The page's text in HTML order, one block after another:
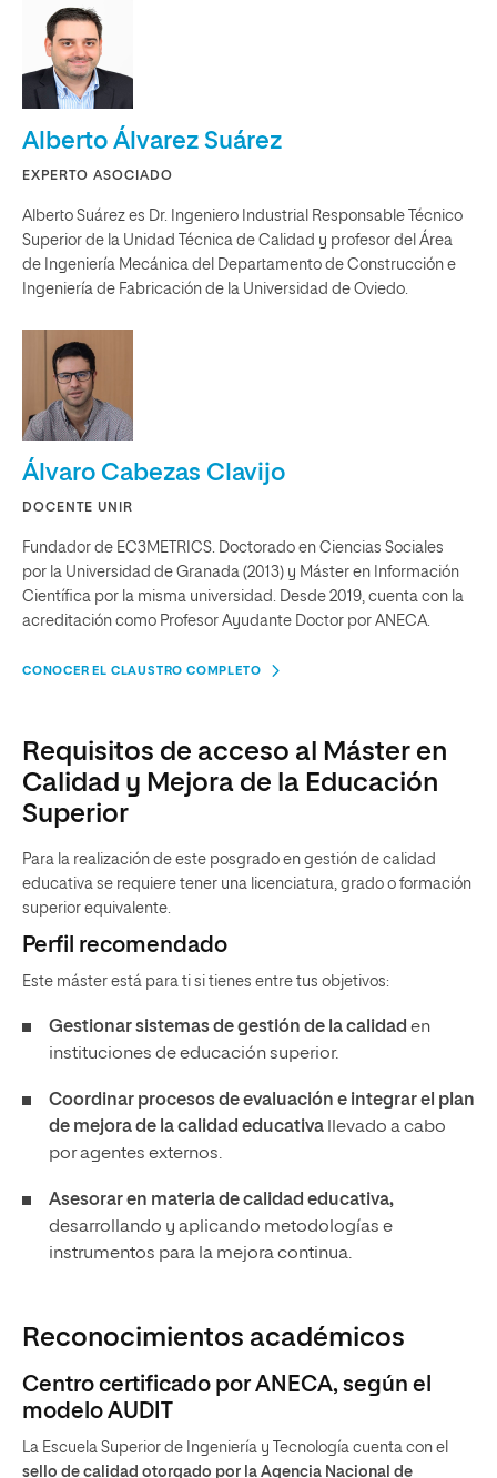
Alberto Álvarez Suárez
EXPERTO ASOCIADO
Alberto Suárez es Dr. Ingeniero Industrial Responsable Técnico
Superior de la Unidad Técnica de Calidad y profesor del Área
de Ingeniería Mecánica del Departamento de Construcción e
Ingeniería de Fabricación de la Universidad de Oviedo.
Álvaro Cabezas Clavijo
DOCENTE UNIR
Fundador de EC3METRICS. Doctorado en Ciencias Sociales
por la Universidad de Granada (2013) y Máster en Información
Científica por la misma universidad. Desde 2019, cuenta con la
acreditación como Profesor Ayudante Doctor por ANECA.
CONOCER EL CLAUSTRO COMPLETO
Requisitos de acceso al Máster en
Calidad y Mejora de la Educación
Superior
Para la realización de este posgrado en gestión de calidad
educativa se requiere tener una licenciatura, grado o formación
superior equivalente.
Perfil recomendado
Este máster está para ti si tienes entre tus objetivos:
Gestionar sistemas de gestión de la calidad en
instituciones de educación superior.
Coordinar procesos de evaluación e integrar el plan
de mejora de la calidad educativa llevado a cabo
por agentes externos.
Asesorar en materia de calidad educativa,
desarrollando y aplicando metodologías e
instrumentos para la mejora continua.
Reconocimientos académicos
Centro certificado por ANECA, según el
modelo AUDIT
La Escuela Superior de Ingeniería y Tecnología cuenta con el
sello de calidad otorgado por la Agencia Nacional de